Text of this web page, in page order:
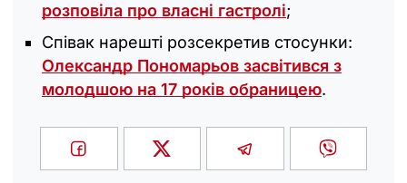
розповіла про власні гастролі;
Співак нарешті розсекретив стосунки:
Олександр Пономарьов засвітився з
молодшою на 17 років обраницею.